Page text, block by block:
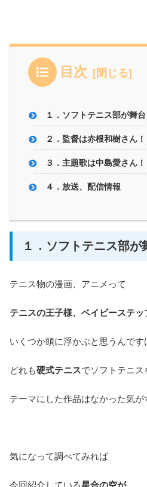
目次
１．ソフトテニス部が舞台
２．監督は赤根和樹さん！
３．主題歌は中島愛さん！
４．放送、配信情報
１．ソフトテニス部が
テニス物の漫画、アニメって
テニスの王子様、ベイビーステッ
いくつか頭に浮かぶと思うんです
どれも硬式テニスでソフトテニス
テーマにした作品はなかった気が
気になって調べてみれば